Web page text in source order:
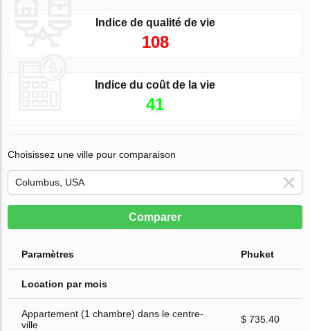
Indice de qualité de vie
108
Indice du coût de la vie
41
Choisissez une ville pour comparaison
Comparer
Paramètres Phuket
Location par mois
Appartement (1 chambre) dans le centre-
ville
$ 735.40